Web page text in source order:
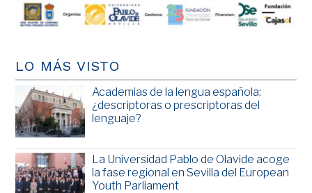
LO MÁS VISTO
Academias de la lengua española:
¿descriptoras o prescriptoras del
lenguaje?
La Universidad Pablo de Olavide acoge
la fase regional en Sevilla del European
Youth Parliament